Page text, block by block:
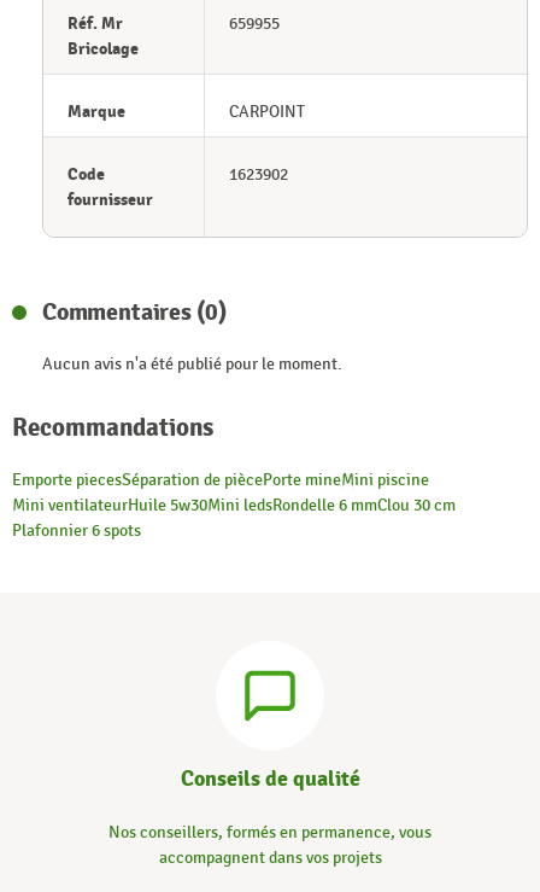
Réf. Mr
Bricolage
659955
Marque CARPOINT
Code
fournisseur
1623902
Commentaires (0)
Aucun avis n'a été publié pour le moment.
Recommandations
Emporte piecesSéparation de piècePorte mineMini piscine
Mini ventilateurHuile 5w30Mini ledsRondelle 6 mmClou 30 cm
Plafonnier 6 spots
Conseils de qualité
Nos conseillers, formés en permanence, vous
accompagnent dans vos projets